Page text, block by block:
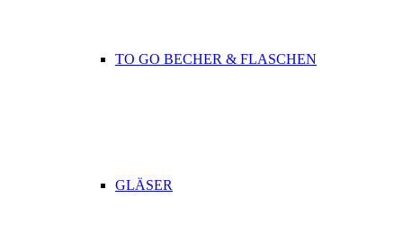
TO GO BECHER & FLASCHEN
GLÄSER